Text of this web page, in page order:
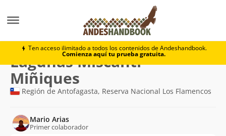
Ten acceso ilimitado a todos los contenidos de Andeshandbook.
Comienza aquí tu prueba gratuita.
Lagunas Miscanti - Miñiques
Ruta
de
trekking
Lagunas Miscanti -
Miñiques
Región de Antofagasta, Reserva Nacional Los Flamencos
Mario Arias
Primer colaborador